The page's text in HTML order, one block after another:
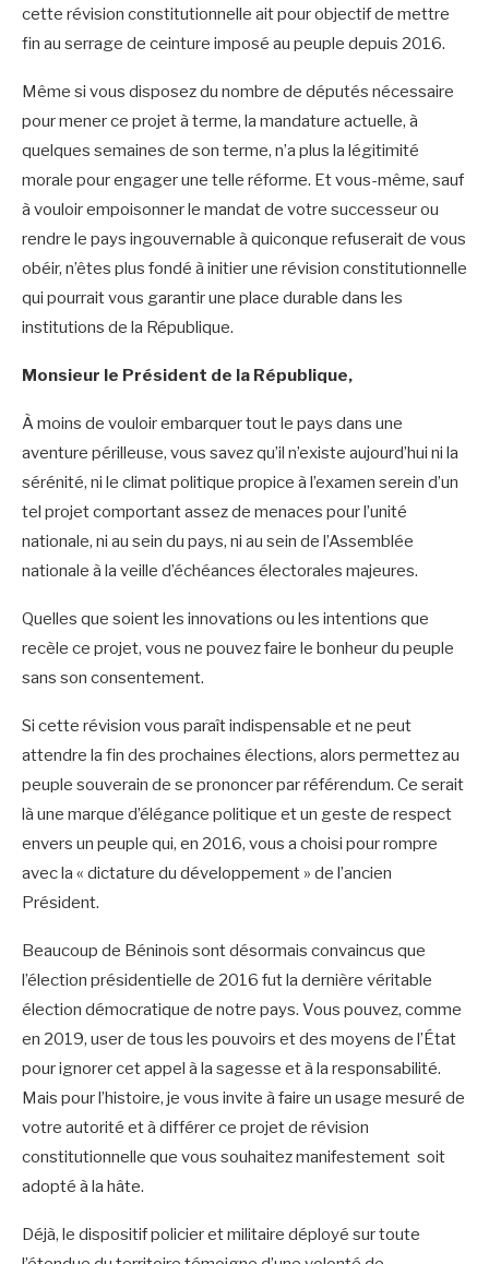
cette révision constitutionnelle ait pour objectif de mettre
fin au serrage de ceinture imposé au peuple depuis 2016.
Même si vous disposez du nombre de députés nécessaire
pour mener ce projet à terme, la mandature actuelle, à
quelques semaines de son terme, n’a plus la légitimité
morale pour engager une telle réforme. Et vous-même, sauf
à vouloir empoisonner le mandat de votre successeur ou
rendre le pays ingouvernable à quiconque refuserait de vous
obéir, n’êtes plus fondé à initier une révision constitutionnelle
qui pourrait vous garantir une place durable dans les
institutions de la République.
Monsieur le Président de la République,
À moins de vouloir embarquer tout le pays dans une
aventure périlleuse, vous savez qu’il n’existe aujourd’hui ni la
sérénité, ni le climat politique propice à l’examen serein d’un
tel projet comportant assez de menaces pour l’unité
nationale, ni au sein du pays, ni au sein de l’Assemblée
nationale à la veille d’échéances électorales majeures.
Quelles que soient les innovations ou les intentions que
recèle ce projet, vous ne pouvez faire le bonheur du peuple
sans son consentement.
Si cette révision vous paraît indispensable et ne peut
attendre la fin des prochaines élections, alors permettez au
peuple souverain de se prononcer par référendum. Ce serait
là une marque d’élégance politique et un geste de respect
envers un peuple qui, en 2016, vous a choisi pour rompre
avec la « dictature du développement » de l’ancien
Président.
Beaucoup de Béninois sont désormais convaincus que
l’élection présidentielle de 2016 fut la dernière véritable
élection démocratique de notre pays. Vous pouvez, comme
en 2019, user de tous les pouvoirs et des moyens de l’État
pour ignorer cet appel à la sagesse et à la responsabilité.
Mais pour l’histoire, je vous invite à faire un usage mesuré de
votre autorité et à différer ce projet de révision
constitutionnelle que vous souhaitez manifestement soit
adopté à la hâte.
Déjà, le dispositif policier et militaire déployé sur toute